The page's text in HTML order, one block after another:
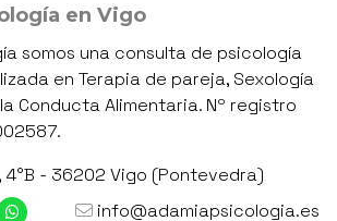
en Vigo
somos una consulta de psicología
en Terapia de pareja, Sexología
Conducta Alimentaria. Nº registro
4°B - 36202 Vigo (Pontevedra)
info@adamiapsicologia.es